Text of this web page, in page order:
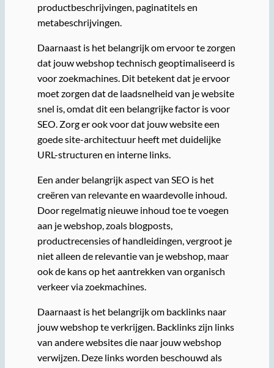
productbeschrijvingen, paginatitels en
metabeschrijvingen.
Daarnaast is het belangrijk om ervoor te zorgen
dat jouw webshop technisch geoptimaliseerd is
voor zoekmachines. Dit betekent dat je ervoor
moet zorgen dat de laadsnelheid van je website
snel is, omdat dit een belangrijke factor is voor
SEO. Zorg er ook voor dat jouw website een
goede site-architectuur heeft met duidelijke
URL-structuren en interne links.
Een ander belangrijk aspect van SEO is het
creëren van relevante en waardevolle inhoud.
Door regelmatig nieuwe inhoud toe te voegen
aan je webshop, zoals blogposts,
productrecensies of handleidingen, vergroot je
niet alleen de relevantie van je webshop, maar
ook de kans op het aantrekken van organisch
verkeer via zoekmachines.
Daarnaast is het belangrijk om backlinks naar
jouw webshop te verkrijgen. Backlinks zijn links
van andere websites die naar jouw webshop
verwijzen. Deze links worden beschouwd als